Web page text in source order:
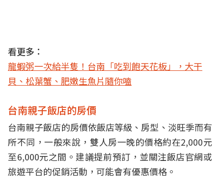
看更多：
龍蝦粥一次給半隻！台南「吃到飽天花板」，大干
貝、松葉蟹、肥嫩生魚片隨你嗑
台南親子飯店的房價
台南親子飯店的房價依飯店等級、房型、淡旺季而有
所不同，一般來說，雙人房一晚的價格約在2,000元
至6,000元之間。建議提前預訂，並關注飯店官網或
旅遊平台的促銷活動，可能會有優惠價格。